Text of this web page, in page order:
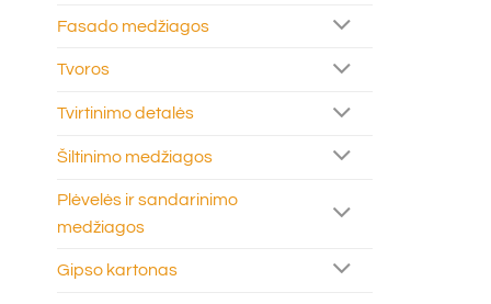
Fasado medžiagos
Tvoros
Tvirtinimo detalės
Šiltinimo medžiagos
Plėvelės ir sandarinimo
medžiagos
Gipso kartonas